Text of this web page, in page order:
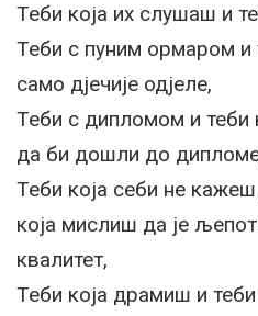
Теби која их слушаш и
Теби с пуним ормаром и
само дјечије одјеле,
Теби с дипломом и теби
да би дошли до
Теби која себи не
која мислиш да је
квалитет,
Теби која драмиш и